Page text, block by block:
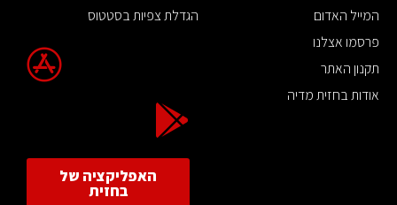
המייל האדום
פרסמו אצלנו
תקנון האתר
אודות בחזית מדיה
הגדלת צפיות בסטטוס
האפליקציה של
בחזית